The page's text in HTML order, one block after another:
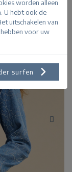
worden alleen
U hebt ook de
uitschakelen van
voor uw
surfen